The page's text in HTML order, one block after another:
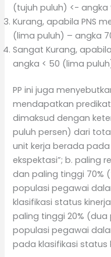
(tujuh puluh) <-
Kurang, apabila PNS
(lima puluh) – angka
Sangat Kurang,
angka < 50 (lima
PP ini juga
mendapatkan
dimaksud dengan
puluh persen) dari
unit kerja berada
ekspektasi”; b. paling
dan paling tinggi 70%
populasi pegawai
klasifikasi status
paling tinggi 20%
populasi pegawai
pada klasifikasi status